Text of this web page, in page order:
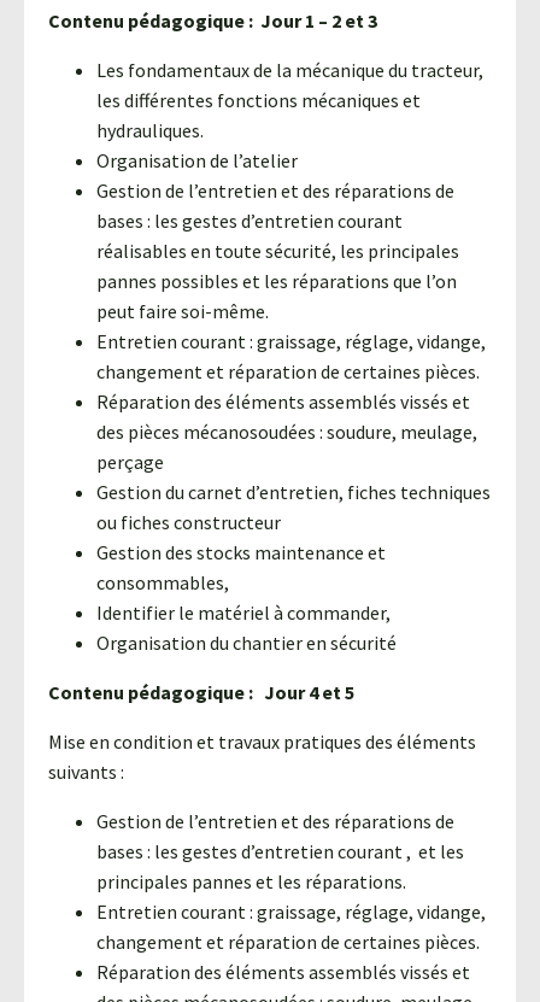
Contenu pédagogique : Jour 1 – 2 et 3
Les fondamentaux de la mécanique du tracteur,
les différentes fonctions mécaniques et
hydrauliques.
Organisation de l’atelier
Gestion de l’entretien et des réparations de
bases : les gestes d’entretien courant
réalisables en toute sécurité, les principales
pannes possibles et les réparations que l’on
peut faire soi-même.
Entretien courant : graissage, réglage, vidange,
changement et réparation de certaines pièces.
Réparation des éléments assemblés vissés et
des pièces mécanosoudées : soudure, meulage,
perçage
Gestion du carnet d’entretien, fiches techniques
ou fiches constructeur
Gestion des stocks maintenance et
consommables,
Identifier le matériel à commander,
Organisation du chantier en sécurité
Contenu pédagogique : Jour 4 et 5
Mise en condition et travaux pratiques des éléments
suivants :
Gestion de l’entretien et des réparations de
bases : les gestes d’entretien courant , et les
principales pannes et les réparations.
Entretien courant : graissage, réglage, vidange,
changement et réparation de certaines pièces.
Réparation des éléments assemblés vissés et